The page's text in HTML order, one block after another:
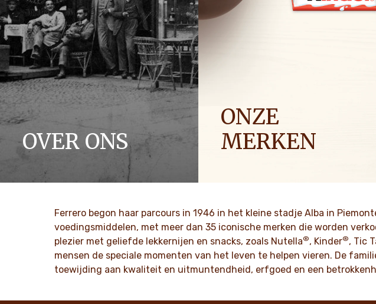
OVER ONS
Het verhaal van de Ferrero Groep en
haar missie. Van de eerste stappen tot
ONTDEK MEER
ONZE
MERKEN
ONTDEK MEER
Ferrero begon haar parcours in 1946 in het kleine stadje Alba in
voedingsmiddelen, met meer dan 35 iconische merken die worden
plezier met geliefde lekkernijen en snacks, zoals Nutella®, Kinder®, Tic
mensen de speciale momenten van het leven te helpen vieren. De
toewijding aan kwaliteit en uitmuntendheid, erfgoed en een